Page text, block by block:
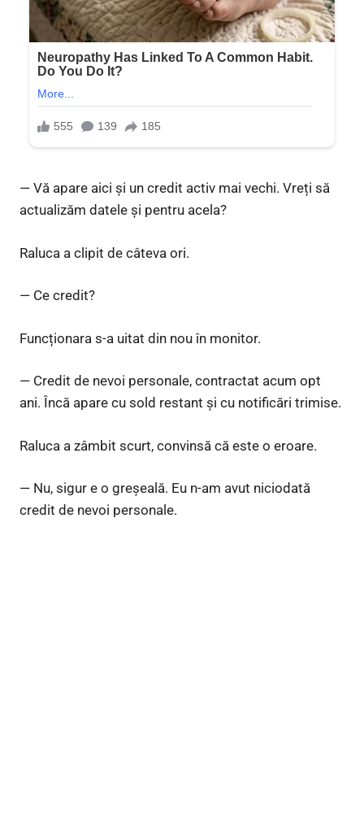
— Vă apare aici și un credit activ mai vechi. Vreți să
actualizăm datele și pentru acela?
Raluca a clipit de câteva ori.
— Ce credit?
Funcționara s-a uitat din nou în monitor.
— Credit de nevoi personale, contractat acum opt
ani. Încă apare cu sold restant și cu notificări trimise.
Raluca a zâmbit scurt, convinsă că este o eroare.
— Nu, sigur e o greșeală. Eu n-am avut niciodată
credit de nevoi personale.